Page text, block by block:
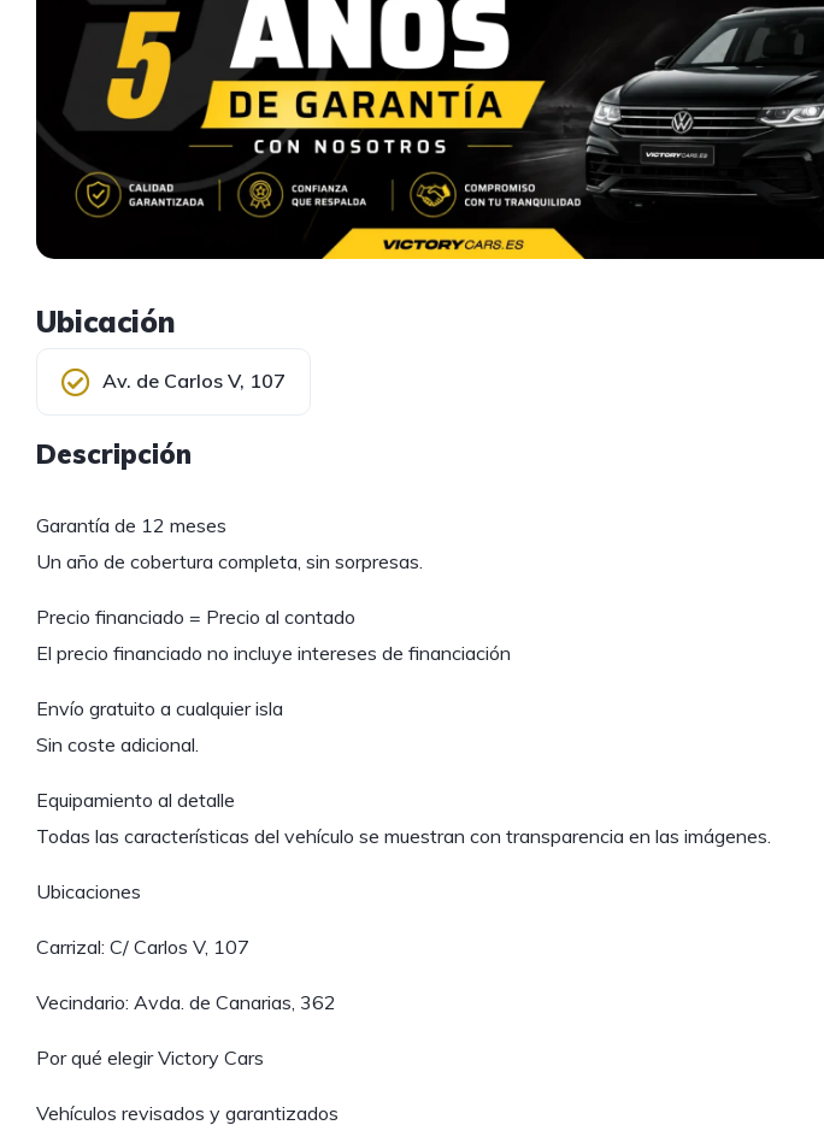
Ubicación
Av. de Carlos V, 107
Descripción
Garantía de 12 meses
Un año de cobertura completa, sin sorpresas.
Precio financiado = Precio al contado
El precio financiado no incluye intereses de financiación
Envío gratuito a cualquier isla
Sin coste adicional.
Equipamiento al detalle
Todas las características del vehículo se muestran con transparencia en las imágenes.
Ubicaciones
Carrizal: C/ Carlos V, 107
Vecindario: Avda. de Canarias, 362
Por qué elegir Victory Cars
Vehículos revisados y garantizados